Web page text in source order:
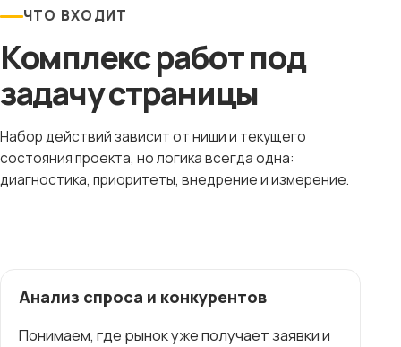
ЧТО ВХОДИТ
Комплекс работ под
задачу страницы
Набор действий зависит от ниши и текущего
состояния проекта, но логика всегда одна:
диагностика, приоритеты, внедрение и измерение.
Анализ спроса и конкурентов
Понимаем, где рынок уже получает заявки и